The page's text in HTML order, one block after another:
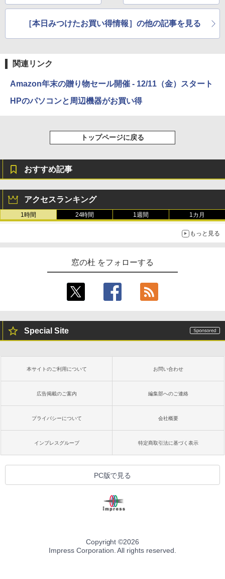
り物セール
［本日みつけたお買い得情報］の他の記事を見る
関連リンク
Amazon年末の贈り物セール開催 - 12/11（金）スタート
HPのパソコンと周辺機器がお買い得
トップページに戻る
おすすめ記事
アクセスランキング
1時間 24時間 1週間 1カ月
もっと見る
窓の杜 をフォローする
Special Site
本サイトのご利用について お問い合わせ
広告掲載のご案内 編集部へのご連絡
プライバシーについて 会社概要
インプレスグループ 特定商取引法に基づく表示
PC版で見る
Copyright ©2026
Impress Corporation. All rights reserved.